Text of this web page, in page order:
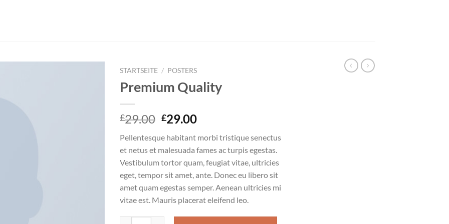
STARTSEITE / POSTERS
Premium Quality
£29.00 £29.00
Pellentesque habitant morbi tristique senectus
et netus et malesuada fames ac turpis egestas.
Vestibulum tortor quam, feugiat vitae, ultricies
eget, tempor sit amet, ante. Donec eu libero sit
amet quam egestas semper. Aenean ultricies mi
vitae est. Mauris placerat eleifend leo.